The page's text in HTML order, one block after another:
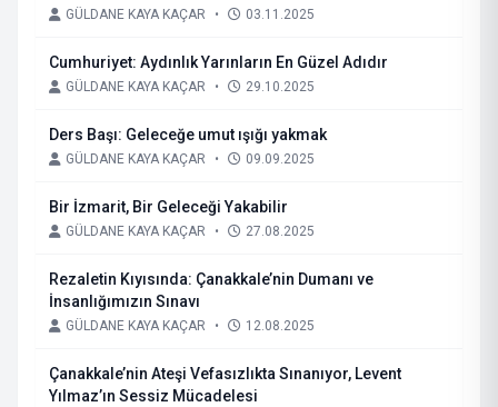
GÜLDANE KAYA KAÇAR • 03.11.2025
Cumhuriyet: Aydınlık Yarınların En Güzel Adıdır
GÜLDANE KAYA KAÇAR • 29.10.2025
Ders Başı: Geleceğe umut ışığı yakmak
GÜLDANE KAYA KAÇAR • 09.09.2025
Bir İzmarit, Bir Geleceği Yakabilir
GÜLDANE KAYA KAÇAR • 27.08.2025
Rezaletin Kıyısında: Çanakkale’nin Dumanı ve
İnsanlığımızın Sınavı
GÜLDANE KAYA KAÇAR • 12.08.2025
Çanakkale’nin Ateşi Vefasızlıkta Sınanıyor, Levent
Yılmaz’ın Sessiz Mücadelesi